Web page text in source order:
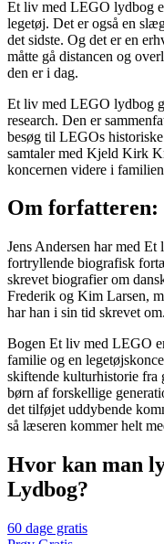
Et liv med LEGO lydbog
legetøj. Det er også en
det sidste. Og det er en
måtte gå distancen og
den er i dag.
Et liv med LEGO lydbog
research. Den er
besøg til LEGOs
samtaler med Kjeld Kirk
koncernen videre i
Om forfatteren:
Jens Andersen har med
fortryllende biografisk
skrevet biografier om
Frederik og Kim Larsen,
har han i sin tid skrevet om.
Bogen Et liv med LEGO
familie og en
skiftende kulturhistorie fra
børn af forskellige
det tilføjet uddybende
så læseren kommer helt
Hvor kan man
Lydbog?
60 dage gratis